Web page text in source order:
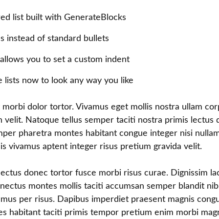
list built with GenerateBlocks
instead of standard bullets
you to set a custom indent
lists now to look any way you like
dolor tortor. Vivamus eget mollis nostra ullam
velit. Natoque tellus semper taciti nostra primis lectus
pharetra montes habitant congue integer nisi
vivamus aptent integer risus pretium gravida velit.
donec tortor fusce morbi risus curae. Dignissim
montes mollis taciti accumsan semper blandit
per risus. Dapibus imperdiet praesent magnis
habitant taciti primis tempor pretium enim morbi